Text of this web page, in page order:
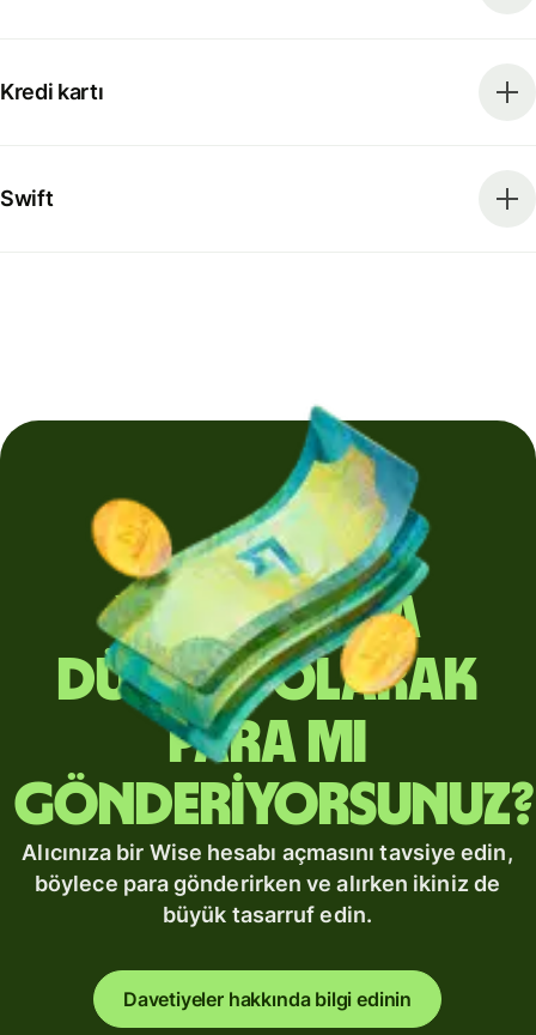
Kredi kartı
Swift
Yurt dışına
düzenli olarak
para mı
gönderiyorsunuz?
Alıcınıza bir Wise hesabı açmasını tavsiye edin,
böylece para gönderirken ve alırken ikiniz de
büyük tasarruf edin.
Davetiyeler hakkında bilgi edinin